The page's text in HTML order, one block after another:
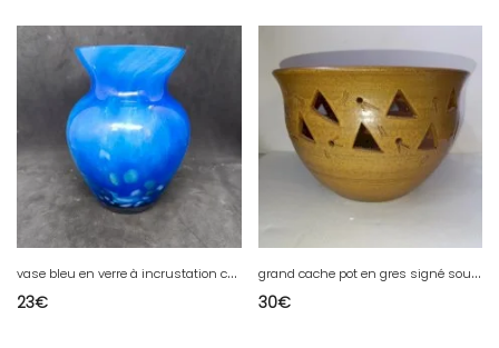
v
ase bleu en verre à incrustation coloré signé Sony en bon etat
23€
g
rand cache pot en gres signé sous la base en bon etat
30€